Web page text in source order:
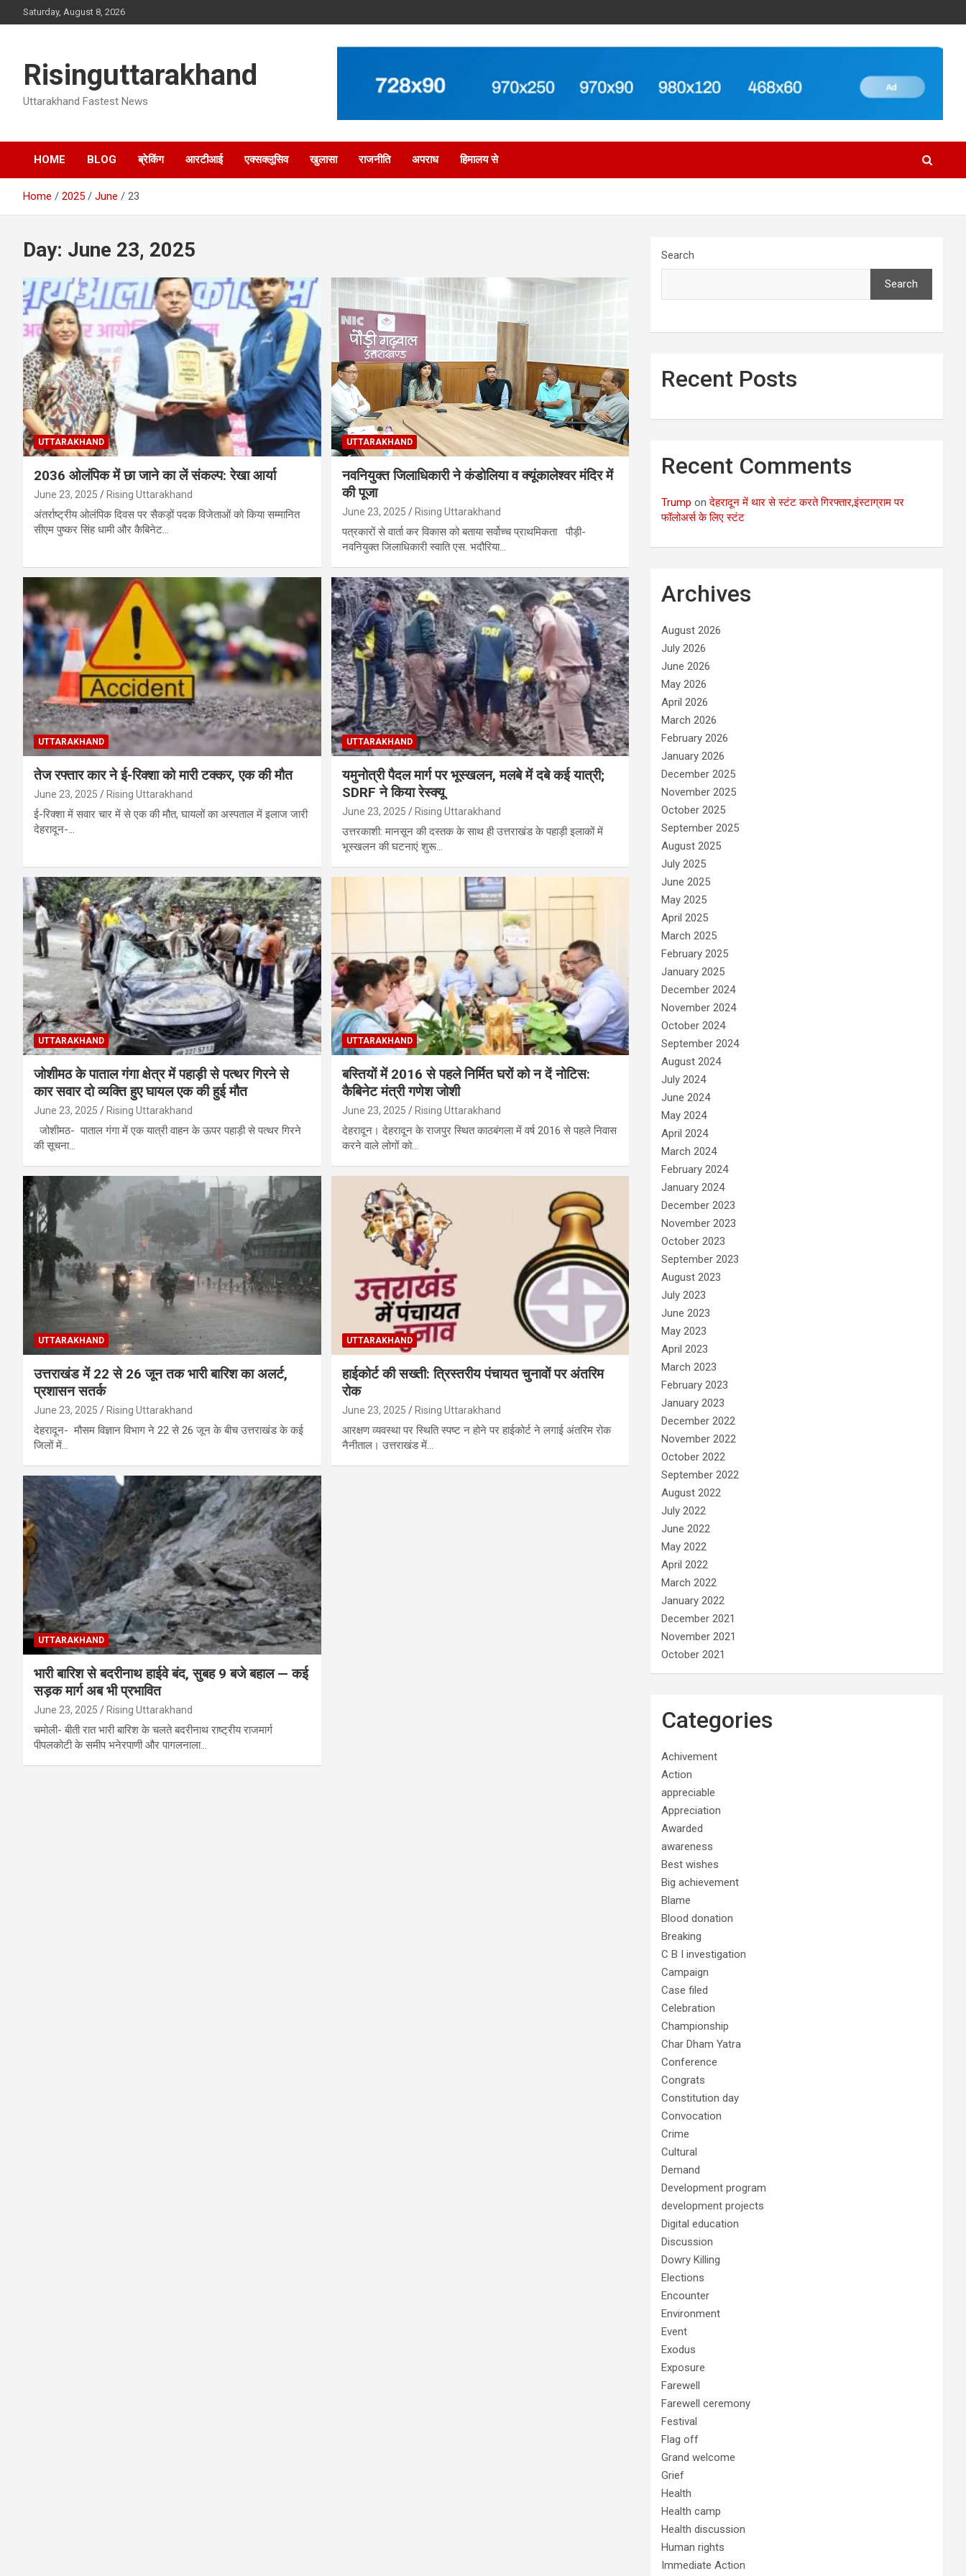
to
Saturday, August 8, 2026
Risinguttarakhand
Uttarakhand Fastest News
HOME BLOG ब्रेकिंग आरटीआई एक्सक्लूसिव खुलासा राजनीति अपराध हिमालय से
Home 2025 June 23
Day: June 23, 2025
UTTARAKHAND
2036 ओलंपिक में छा जाने का लें संकल्प: रेखा आर्या
June 23, 2025 Rising Uttarakhand
अंतर्राष्ट्रीय ओलंपिक दिवस पर सैकड़ों पदक विजेताओं को किया सम्मानित
सीएम पुष्कर सिंह धामी और कैबिनेट…
UTTARAKHAND
नवनियुक्त जिलाधिकारी ने कंडोलिया व क्यूंकालेश्वर मंदिर में
की पूजा
June 23, 2025 Rising Uttarakhand
पत्रकारों से वार्ता कर विकास को बताया सर्वोच्च प्राथमिकता पौड़ी-
नवनियुक्त जिलाधिकारी स्वाति एस. भदौरिया…
UTTARAKHAND
तेज रफ्तार कार ने ई-रिक्शा को मारी टक्कर, एक की मौत
June 23, 2025 Rising Uttarakhand
ई-रिक्शा में सवार चार में से एक की मौत, घायलों का अस्पताल में इलाज जारी
देहरादून-…
UTTARAKHAND
यमुनोत्री पैदल मार्ग पर भूस्खलन, मलबे में दबे कई यात्री;
SDRF ने किया रेस्क्यू
June 23, 2025 Rising Uttarakhand
उत्तरकाशी: मानसून की दस्तक के साथ ही उत्तराखंड के पहाड़ी इलाकों में
भूस्खलन की घटनाएं शुरू…
UTTARAKHAND
जोशीमठ के पाताल गंगा क्षेत्र में पहाड़ी से पत्थर गिरने से
कार सवार दो व्यक्ति हुए घायल एक की हुई मौत
June 23, 2025 Rising Uttarakhand
जोशीमठ- पाताल गंगा में एक यात्री वाहन के ऊपर पहाड़ी से पत्थर गिरने
की सूचना…
UTTARAKHAND
बस्तियों में 2016 से पहले निर्मित घरों को न दें नोटिस:
कैबिनेट मंत्री गणेश जोशी
June 23, 2025 Rising Uttarakhand
देहरादून। देहरादून के राजपुर स्थित काठबंगला में वर्ष 2016 से पहले निवास
करने वाले लोगों को…
UTTARAKHAND
उत्तराखंड में 22 से 26 जून तक भारी बारिश का अलर्ट,
प्रशासन सतर्क
June 23, 2025 Rising Uttarakhand
देहरादून- मौसम विज्ञान विभाग ने 22 से 26 जून के बीच उत्तराखंड के कई
जिलों में…
UTTARAKHAND
हाईकोर्ट की सख्ती: त्रिस्तरीय पंचायत चुनावों पर अंतरिम
रोक
June 23, 2025 Rising Uttarakhand
आरक्षण व्यवस्था पर स्थिति स्पष्ट न होने पर हाईकोर्ट ने लगाई अंतरिम रोक
नैनीताल। उत्तराखंड में…
UTTARAKHAND
भारी बारिश से बदरीनाथ हाईवे बंद, सुबह 9 बजे बहाल — कई
सड़क मार्ग अब भी प्रभावित
June 23, 2025 Rising Uttarakhand
चमोली- बीती रात भारी बारिश के चलते बदरीनाथ राष्ट्रीय राजमार्ग
पीपलकोटी के समीप भनेरपाणी और पागलनाला…
Search
Search
Recent Posts
Recent Comments
Trump onदेहरादून में थार से स्टंट करते गिरफ्तार,इंस्टाग्राम पर
फॉलोअर्स के लिए स्टंट
Archives
August 2026
July 2026
June 2026
May 2026
April 2026
March 2026
February 2026
January 2026
December 2025
November 2025
October 2025
September 2025
August 2025
July 2025
June 2025
May 2025
April 2025
March 2025
February 2025
January 2025
December 2024
November 2024
October 2024
September 2024
August 2024
July 2024
June 2024
May 2024
April 2024
March 2024
February 2024
January 2024
December 2023
November 2023
October 2023
September 2023
August 2023
July 2023
June 2023
May 2023
April 2023
March 2023
February 2023
January 2023
December 2022
November 2022
October 2022
September 2022
August 2022
July 2022
June 2022
May 2022
April 2022
March 2022
January 2022
December 2021
November 2021
October 2021
Categories
Achivement
Action
appreciable
Appreciation
Awarded
awareness
Best wishes
Big achievement
Blame
Blood donation
Breaking
C B I investigation
Campaign
Case filed
Celebration
Championship
Char Dham Yatra
Conference
Congrats
Constitution day
Convocation
Crime
Cultural
Demand
Development program
development projects
Digital education
Discussion
Dowry Killing
Elections
Encounter
Environment
Event
Exodus
Exposure
Farewell
Farewell ceremony
Festival
Flag off
Grand welcome
Grief
Health
Health camp
Health discussion
Human rights
Immediate Action